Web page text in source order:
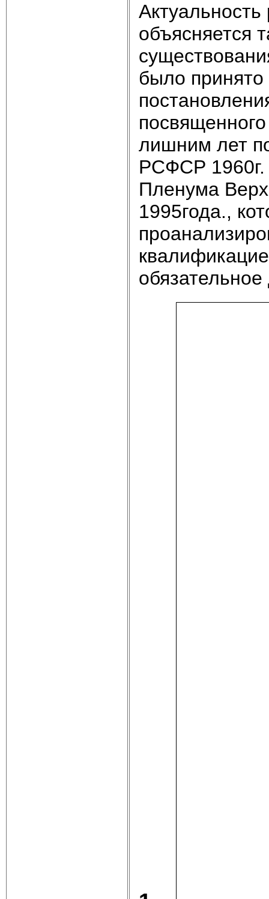
объясняется
было принято
лишним лет
РСФСР 1960г.
Пленума
1995года.,